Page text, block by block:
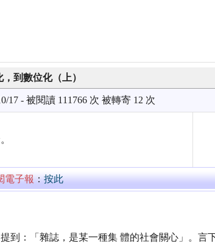
到數位化（上）
17 - 被閱讀 111766 次 被轉寄 12 次
電子報：按此
到：「雜誌，是某一種集 體的社會關心」。言